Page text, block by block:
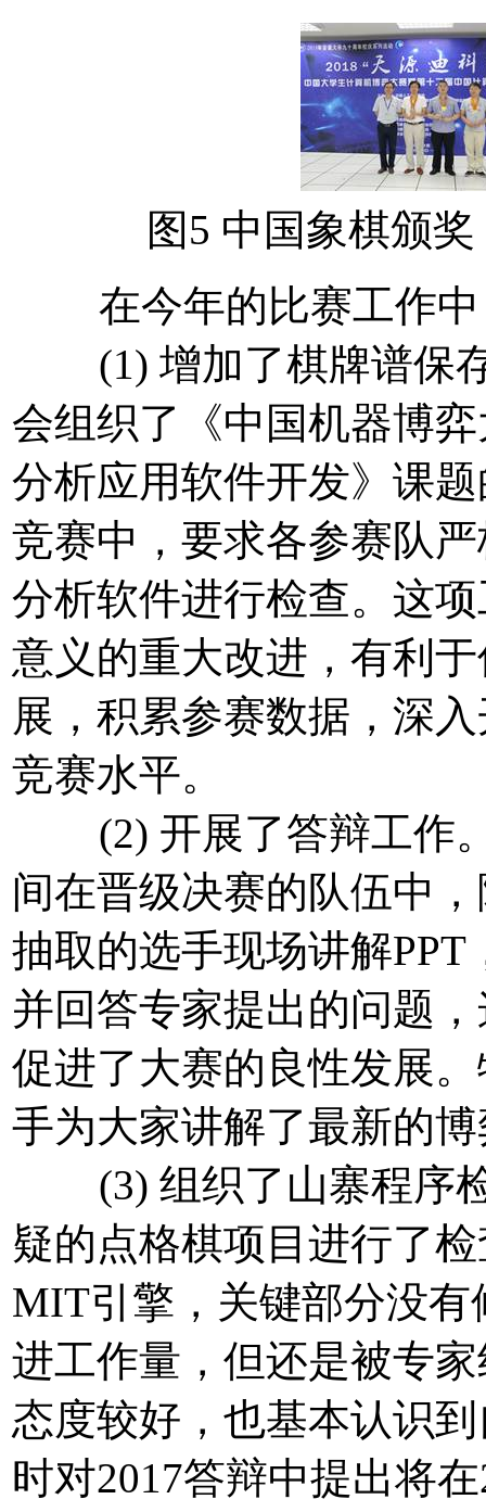
图5 中国象
在今年的比赛工作中
(1) 增加了棋牌谱保存
会组织了《中国机器博
分析应用软件开发》课
竞赛中，要求各参赛队
分析软件进行检查。这
意义的重大改进，有利
展，积累参赛数据，深
竞赛水平。
(2) 开展了答辩工作。
间在晋级决赛的队伍中
抽取的选手现场讲解
并回答专家提出的问题
促进了大赛的良性发展
手为大家讲解了最新的
(3) 组织了山寨程序检
疑的点格棋项目进行了
MIT引擎，关键部分没
进工作量，但还是被专
态度较好，也基本认识
时对2017答辩中提出将